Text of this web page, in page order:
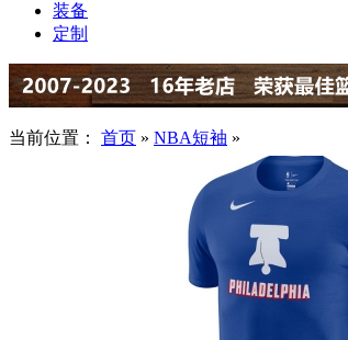
装备
定制
当前位置： 首页 » NBA短袖 »